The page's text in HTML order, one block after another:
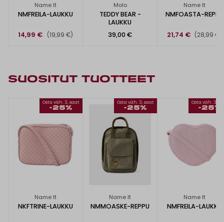
Name It
NMFREILA-LAUKKU
14,99 € (19,99 €)
Molo
TEDDY BEAR -
LAUKKU
39,00 €
Name It
NMFOASTA-REPPU
21,74 € (28,99 €)
SUOSITUT TUOTTEET
Osta väh. 3, saat
-25%
Name It
NKFTRINE-LAUKKU
Osta väh. 3, saat
-25%
Name It
NMMOASKE-REPPU
Osta väh. 3,
-25%
Name It
NMFREILA-LAUKKU